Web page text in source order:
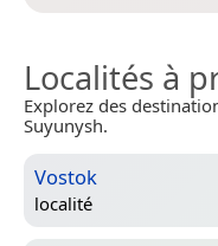
Localités à
Explorez des
Suyunysh.
Vostok
localité